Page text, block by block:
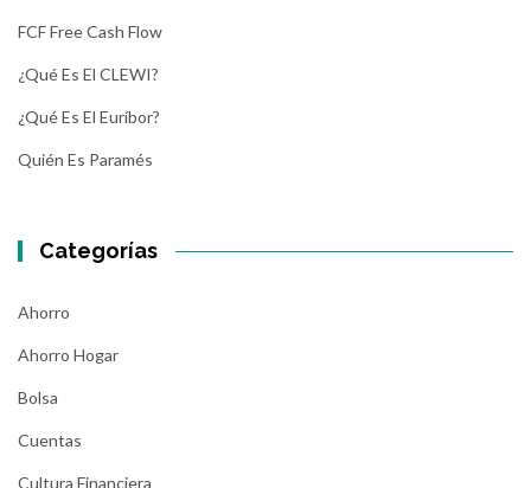
FCF Free Cash Flow
¿Qué Es El CLEWI?
¿Qué Es El Euríbor?
Quién Es Paramés
Categorías
Ahorro
Ahorro Hogar
Bolsa
Cuentas
Cultura Financiera